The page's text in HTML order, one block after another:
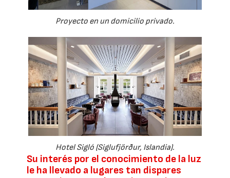
Proyecto en un domicilio privado.
Hotel Sigló (Siglufjörður, Islandia).
Su interés por el conocimiento de la luz
le ha llevado a lugares tan dispares